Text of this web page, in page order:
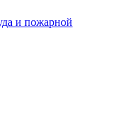
и пожарной